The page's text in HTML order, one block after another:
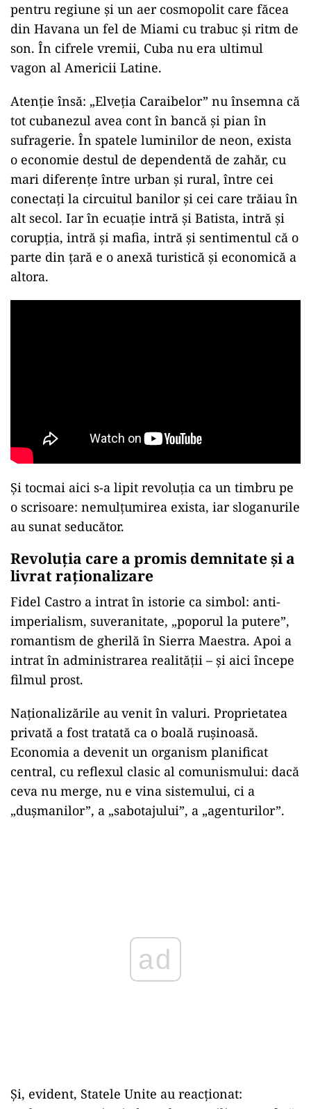
pentru regiune și un aer cosmopolit care făcea
din Havana un fel de Miami cu trabuc și ritm de
son. În cifrele vremii, Cuba nu era ultimul
vagon al Americii Latine.
Atenție însă: „Elveția Caraibelor” nu însemna că
tot cubanezul avea cont în bancă și pian în
sufragerie. În spatele luminilor de neon, exista
o economie destul de dependentă de zahăr, cu
mari diferențe între urban și rural, între cei
conectați la circuitul banilor și cei care trăiau în
alt secol. Iar în ecuație intră și Batista, intră și
corupția, intră și mafia, intră și sentimentul că o
parte din țară e o anexă turistică și economică a
altora.
Și tocmai aici s-a lipit revoluția ca un timbru pe
o scrisoare: nemulțumirea exista, iar sloganurile
au sunat seducător.
Revoluția care a promis demnitate și a
livrat raționalizare
Fidel Castro a intrat în istorie ca simbol: anti-
imperialism, suveranitate, „poporul la putere”,
romantism de gherilă în Sierra Maestra. Apoi a
intrat în administrarea realității – și aici începe
filmul prost.
Naționalizările au venit în valuri. Proprietatea
privată a fost tratată ca o boală rușinoasă.
Economia a devenit un organism planificat
central, cu reflexul clasic al comunismului: dacă
ceva nu merge, nu e vina sistemului, ci a
„dușmanilor”, a „sabotajului”, a „agenturilor”.
ad
Și, evident, Statele Unite au reacționat: